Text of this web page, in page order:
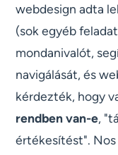
webdesign adta
(sok egyéb
mondanivalót,
navigálását, és
kérdezték, hogy
rendben van-e,
értékesítést".